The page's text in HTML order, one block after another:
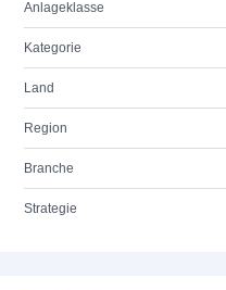
Anlageklasse
Kategorie
Land
Region
Branche
Strategie